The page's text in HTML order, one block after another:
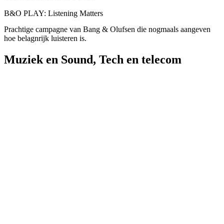
B&O PLAY: Listening Matters
Prachtige campagne van Bang & Olufsen die nogmaals aangeven
hoe belagnrijk luisteren is.
Muziek en Sound, Tech en telecom